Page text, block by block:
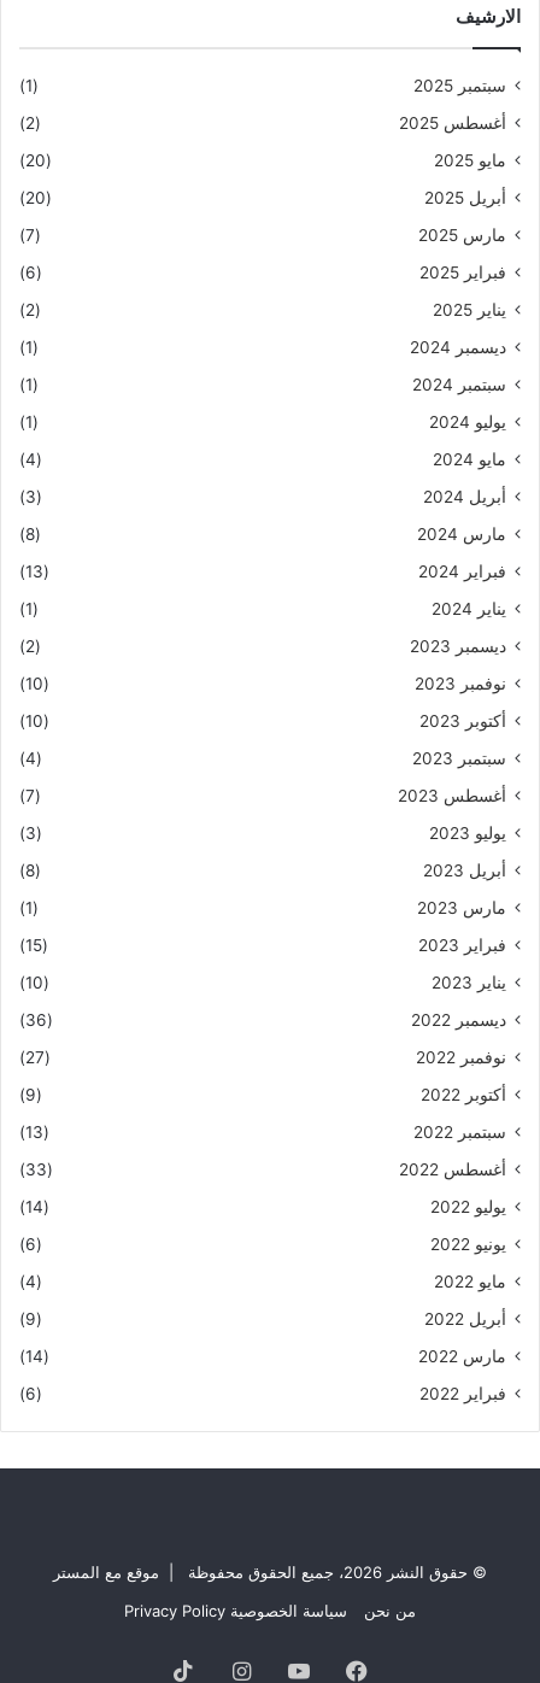
الارشيف
سبتمبر 2025
(1)
أغسطس 2025
(2)
مايو 2025
(20)
أبريل 2025
(20)
مارس 2025
(7)
فبراير 2025
(6)
يناير 2025
(2)
ديسمبر 2024
(1)
سبتمبر 2024
(1)
يوليو 2024
(1)
مايو 2024
(4)
أبريل 2024
(3)
مارس 2024
(8)
فبراير 2024
(13)
يناير 2024
(1)
ديسمبر 2023
(2)
نوفمبر 2023
(10)
أكتوبر 2023
(10)
سبتمبر 2023
(4)
أغسطس 2023
(7)
يوليو 2023
(3)
أبريل 2023
(8)
مارس 2023
(1)
فبراير 2023
(15)
يناير 2023
(10)
ديسمبر 2022
(36)
نوفمبر 2022
(27)
أكتوبر 2022
(9)
سبتمبر 2022
(13)
أغسطس 2022
(33)
يوليو 2022
(14)
يونيو 2022
(6)
مايو 2022
(4)
أبريل 2022
(9)
مارس 2022
(14)
فبراير 2022
(6)
© حقوق النشر 2026، جميع الحقوق محفوظة | موقع مع المستر
من نحن
سياسة الخصوصية Privacy Policy
فيسبوك يوتيوب انستقرام